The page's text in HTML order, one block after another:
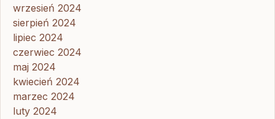
wrzesień 2024
sierpień 2024
lipiec 2024
czerwiec 2024
maj 2024
kwiecień 2024
marzec 2024
luty 2024